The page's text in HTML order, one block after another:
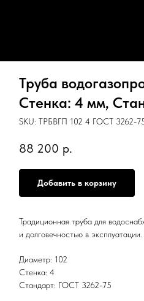
Труба
Стенка: 4 мм,
SKU: ТРБВГП 102 4 ГОСТ 3262-
88 200 р.
Добавить в корзину
Традиционная труба для
и долговечностью в эксплуатации.
Диаметр: 102
Стенка: 4
Стандарт: ГОСТ 3262-75